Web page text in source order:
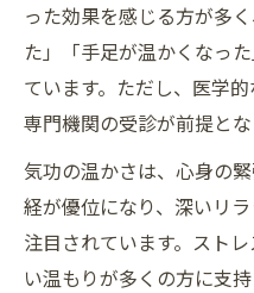
った効果を感じる方が多
た」「手足が温かくなっ
ています。ただし、医学
専門機関の受診が前提とな
気功の温かさは、心身の
経が優位になり、深いリ
注目されています。スト
い温もりが多くの方に支